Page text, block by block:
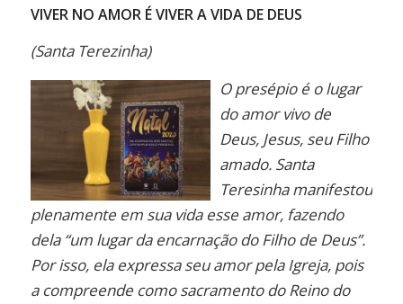
VIVER NO AMOR É VIVER A VIDA DE DEUS
(Santa Terezinha)
O presépio é o lugar
do amor vivo de
Deus, Jesus, seu Filho
amado. Santa
Teresinha manifestou
plenamente em sua vida esse amor, fazendo
dela “um lugar da encarnação do Filho de Deus”.
Por isso, ela expressa seu amor pela Igreja, pois
a compreende como sacramento do Reino do